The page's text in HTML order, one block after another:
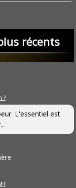
récents
?
L'essentiel est
!